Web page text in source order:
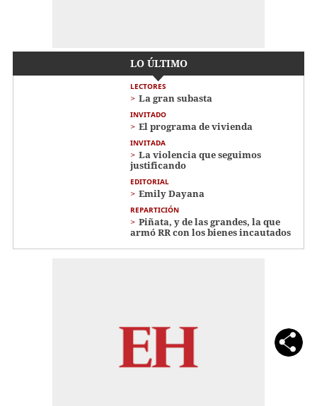
LO ÚLTIMO
LECTORES
La gran subasta
INVITADO
El programa de vivienda
INVITADA
La violencia que seguimos
justificando
EDITORIAL
Emily Dayana
REPARTICIÓN
Piñata, y de las grandes, la que
armó RR con los bienes incautados